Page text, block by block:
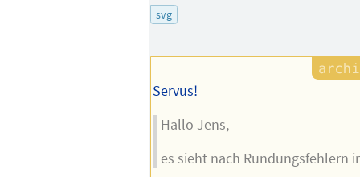
svg
Servus!
Hallo Jens,
es sieht nach Rundungsfehlern